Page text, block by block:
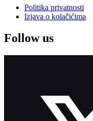
Politika privatnosti
Izjava o kolačićima
Follow us